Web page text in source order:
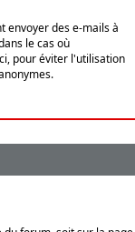
envoyer des e-mails à
le cas où
pour éviter l'utilisation